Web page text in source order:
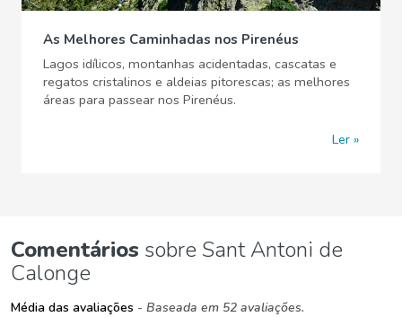
As Melhores Caminhadas nos Pirenéus
Lagos idílicos, montanhas acidentadas, cascatas e
regatos cristalinos e aldeias pitorescas; as melhores
áreas para passear nos Pirenéus.
Ler
Comentários sobre Sant Antoni de
Calonge
Média das avaliações - Baseada em 52 avaliações.